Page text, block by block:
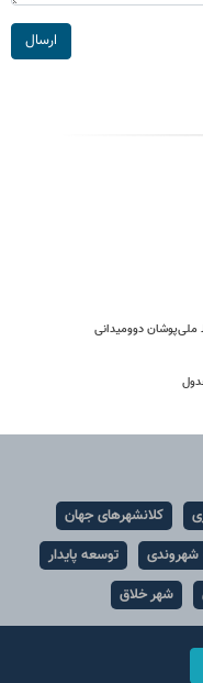
ارسال
کلانشهرهای جهان
توسعه پایدار
شهر خلاق